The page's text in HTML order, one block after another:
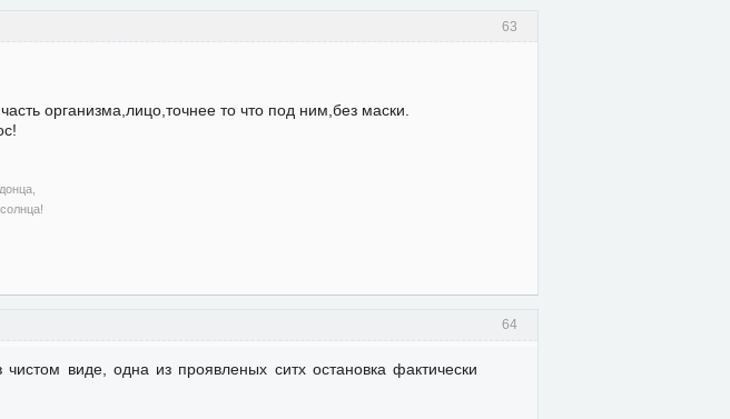
63
организма,лицо,точнее то что под ним,без маски.
64
виде, одна из проявленых ситх остановка фактически